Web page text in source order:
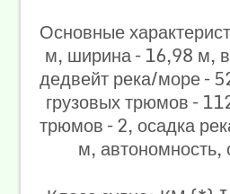
Основные
м, ширина – 16,98 м,
дедвейт река/море –
грузовых трюмов –
трюмов – 2, осадка
м, автономность,